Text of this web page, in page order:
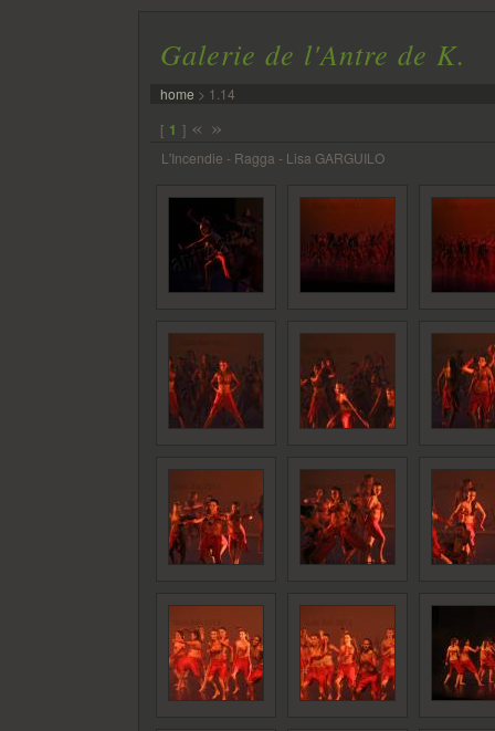
Galerie de l'Antre de K.
home > 1.14
[ 1 ] « »
L'Incendie - Ragga - Lisa GARGUILO